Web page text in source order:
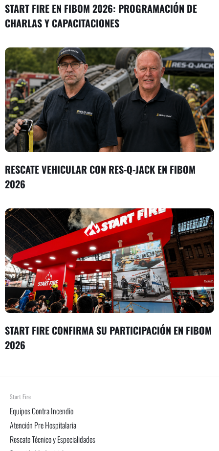
START FIRE EN FIBOM 2026: PROGRAMACIÓN DE
CHARLAS Y CAPACITACIONES
RESCATE VEHICULAR CON RES-Q-JACK EN FIBOM
2026
START FIRE CONFIRMA SU PARTICIPACIÓN EN FIBOM
2026
Start Fire
Equipos Contra Incendio
Atención Pre Hospitalaria
Rescate Técnico y Especialidades